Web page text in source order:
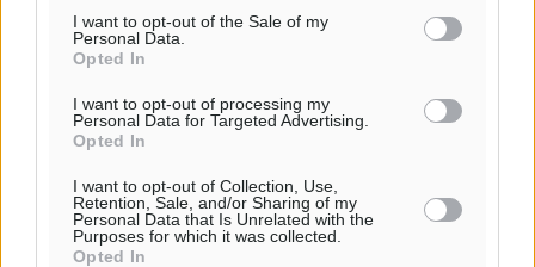
I want to opt-out of the Sale of my
Personal Data.
Opted In
I want to opt-out of processing my
Personal Data for Targeted Advertising.
Opted In
I want to opt-out of Collection, Use,
Retention, Sale, and/or Sharing of my
Personal Data that Is Unrelated with the
Purposes for which it was collected.
Opted In
Ειδήσεις
γεωπολιτικές αναταράξεις
Ειδήσεις• πριν 2 ώρες
Σε κόκκινο συναγερμό επτά Περιφέρειες – Οι οδηγίες
της Πολιτικής Προστασίας και ο Χάρτης Πρόβλεψης
Πυρκαγιάς